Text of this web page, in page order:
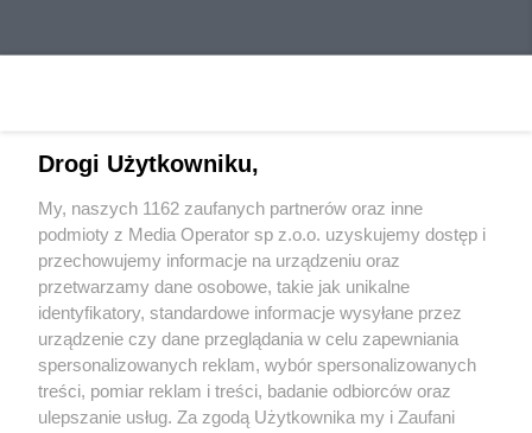
Wydawca mediówlokalnych
Nie zapomnij
zapoznać się z:
polityką prywatności
Twojemiasto Skontaktuj się z nami
Drogi Użytkowniku,
My, naszych 1162 zaufanych partnerów oraz inne
podmioty z Media Operator sp z.o.o. uzyskujemy dostęp i
przechowujemy informacje na urządzeniu oraz
przetwarzamy dane osobowe, takie jak unikalne
identyfikatory, standardowe informacje wysyłane przez
urządzenie czy dane przeglądania w celu zapewniania
spersonalizowanych reklam, wybór spersonalizowanych
treści, pomiar reklam i treści, badanie odbiorców oraz
ulepszanie usług. Za zgodą Użytkownika my i Zaufani